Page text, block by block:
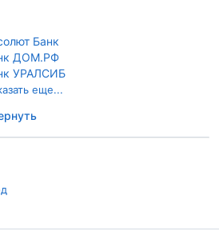
Банк
ДОМ.РФ
УРАЛСИБ
Возрождение
Открытие
еще...